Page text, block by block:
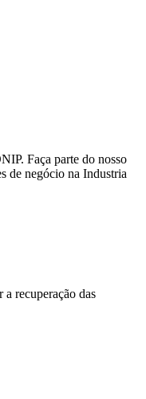
Faça parte do nosso
de negócio na Industria
a recuperação das